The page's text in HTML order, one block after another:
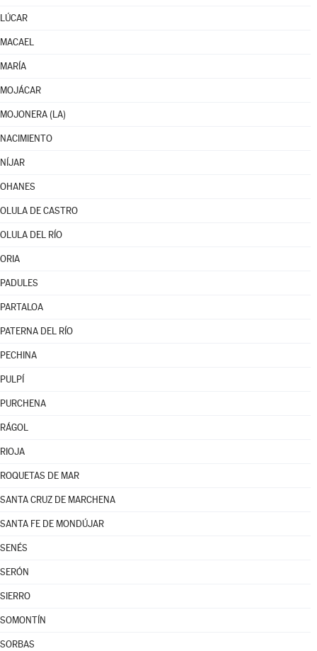
LÚCAR
MACAEL
MARÍA
MOJÁCAR
MOJONERA (LA)
NACIMIENTO
NÍJAR
OHANES
OLULA DE CASTRO
OLULA DEL RÍO
ORIA
PADULES
PARTALOA
PATERNA DEL RÍO
PECHINA
PULPÍ
PURCHENA
RÁGOL
RIOJA
ROQUETAS DE MAR
SANTA CRUZ DE MARCHENA
SANTA FE DE MONDÚJAR
SENÉS
SERÓN
SIERRO
SOMONTÍN
SORBAS